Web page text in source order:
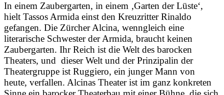
In einem Zaubergarten, in einem ‚Garten der Lüste‘,
hielt Tassos Armida einst den Kreuzritter Rinaldo
gefangen. Die Zürcher Alcina, wenngleich eine
literarische Schwester der Armida, braucht keinen
Zaubergarten. Ihr Reich ist die Welt des barocken
Theaters, und dieser Welt und der Prinzipalin der
Theatergruppe ist Ruggiero, ein junger Mann von
heute, verfallen. Alcinas Theater ist im ganz konkreten